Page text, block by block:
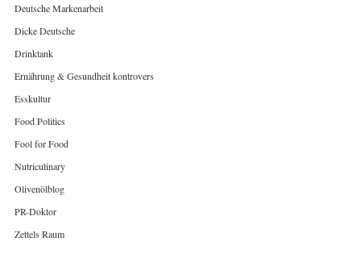
Deutsche Markenarbeit
Dicke Deutsche
Drinktank
Ernährung & Gesundheit kontrovers
Esskultur
Food Politics
Fool for Food
Nutriculinary
Olivenölblog
PR-Doktor
Zettels Raum